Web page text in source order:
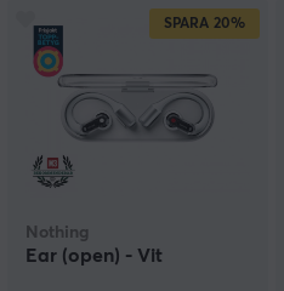
SPARA 20%
Nothing
Ear (open) - Vit